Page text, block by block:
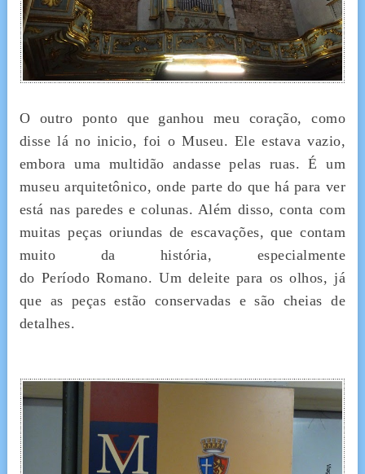
O outro ponto que ganhou meu coração, como
disse lá no inicio, foi o Museu. Ele estava vazio,
embora uma multidão andasse pelas ruas. É um
museu arquitetônico, onde parte do que há para ver
está nas paredes e colunas. Além disso, conta com
muitas peças oriundas de escavações, que contam
muito da história, especialmente
do Período Romano. Um deleite para os olhos, já
que as peças estão conservadas e são cheias de
detalhes.